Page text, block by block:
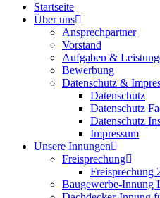
Startseite
Über uns
Ansprechpartner
Vorstand
Aufgaben &
Bewerbung
Datenschutz &
Datenschutz
Datenschutz
Datenschutz
Impressum
Unsere Innungen
Freisprechung
Freisprechung
Baugewerbe-Innung